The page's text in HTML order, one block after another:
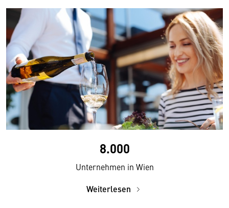
8.000
Unternehmen in Wien
Weiterlesen